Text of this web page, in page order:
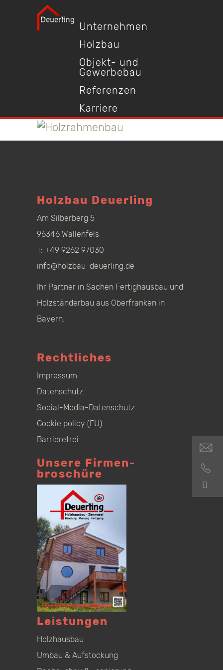
Unternehmen
Holzbau
Objekt- und
Gewerbebau
Referenzen
Karriere
Holzbau Deuerling
Am Silberberg 5
96346 Wallenfels
T: +49 9262 97030
info@holzbau-deuerling.de
Ihr Partner in Sachen Fertighausbau und
Holzständerbau aus Oberfranken in
Bayern.
Rechtliches
Impressum
Datenschutz
Social-Media-Datenschutz
Cookie policy (EU)
Barrierefrei
Unsere Firmen­
broschüre
Leistungen
Holzhausbau
Umbau & Aufstockung